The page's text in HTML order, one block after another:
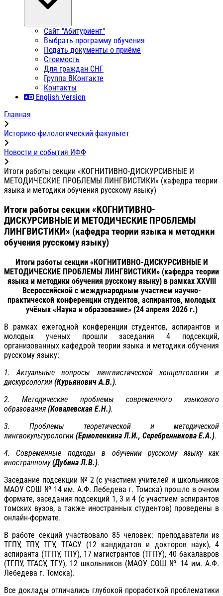
Сайт "Абитуриент"
Выбрать программу обучения
Подать документы о приёме
Стоимость
Для граждан СНГ
Группа ВКонтакте
Контакты
English Version
Главная
Историко-филологический факультет
Новости и события ИФФ
Итоги работы секции «КОГНИТИВНО-ДИСКУРСИВНЫЕ И
МЕТОДИЧЕСКИЕ ПРОБЛЕМЫ ЛИНГВИСТИКИ» (кафедра теории
языка и методики обучения русскому языку)
Итоги работы секции «КОГНИТИВНО-
ДИСКУРСИВНЫЕ И МЕТОДИЧЕСКИЕ ПРОБЛЕМЫ
ЛИНГВИСТИКИ» (кафедра теории языка и методики
обучения русскому языку)
Итоги работы секции «КОГНИТИВНО-ДИСКУРСИВНЫЕ И
МЕТОДИЧЕСКИЕ ПРОБЛЕМЫ ЛИНГВИСТИКИ» (кафедра теории
языка и методики обучения русскому языку) в рамках XXVIII
Всероссийской с международным участием научно-
практической конференции студентов, аспирантов, молодых
учёных «Наука и образование» (24 апреля 2026 г.)
В рамках ежегодной конференции студентов, аспирантов и
молодых ученых прошли заседания 4 подсекций,
организованных кафедрой теории языка и методики обучения
русскому языку:
1. Актуальные вопросы лингвистической концептологии и
дискурсологии (Курьянович А.В.).
2. Методические проблемы современного языкового
образования (Ковалевская Е.Н.).
3. Проблемы теоретической и методической
лингвокультурологии (Ермоленкина Л.И., Серебренникова Е.А.).
4. Современные подходы в обучении русскому языку как
иностранному(Дубина Л.В.).
Заседание подсекции № 2 (с участием учителей и школьников
МАОУ СОШ № 14 им. А.Ф. Лебедева г. Томска) прошло в очном
формате, заседания подсекций 1, 3 и 4 (с участием аспирантов
томских вузов, а также иностранных студентов) проведены в
онлайн-формате.
В работе секций участвовало 85 человек: преподаватели из
ТГПУ, ТПУ, ТГУ, ТГАСУ (12 кандидатов и докторов наук), 4
аспиранта (ТГПУ, ТПУ), 17 магистрантов (ТГПУ), 40 бакалавров
(ТГПУ, ТГАСУ, ТГУ), 12 школьников (МАОУ СОШ № 14 им. А.Ф.
Лебедева г. Томска).
Все доклады отличались глубокой проработкой проблематики